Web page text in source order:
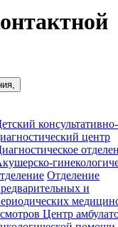
консультативно-
центр
Отделение
и
Центр